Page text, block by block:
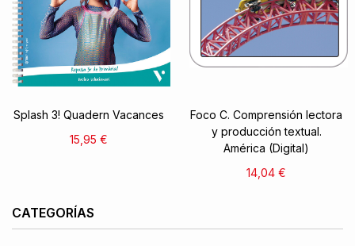
Splash 3! Quadern Vacances
15,95 €
Foco C. Comprensión lectora
y producción textual.
América (Digital)
14,04 €
CATEGORÍAS